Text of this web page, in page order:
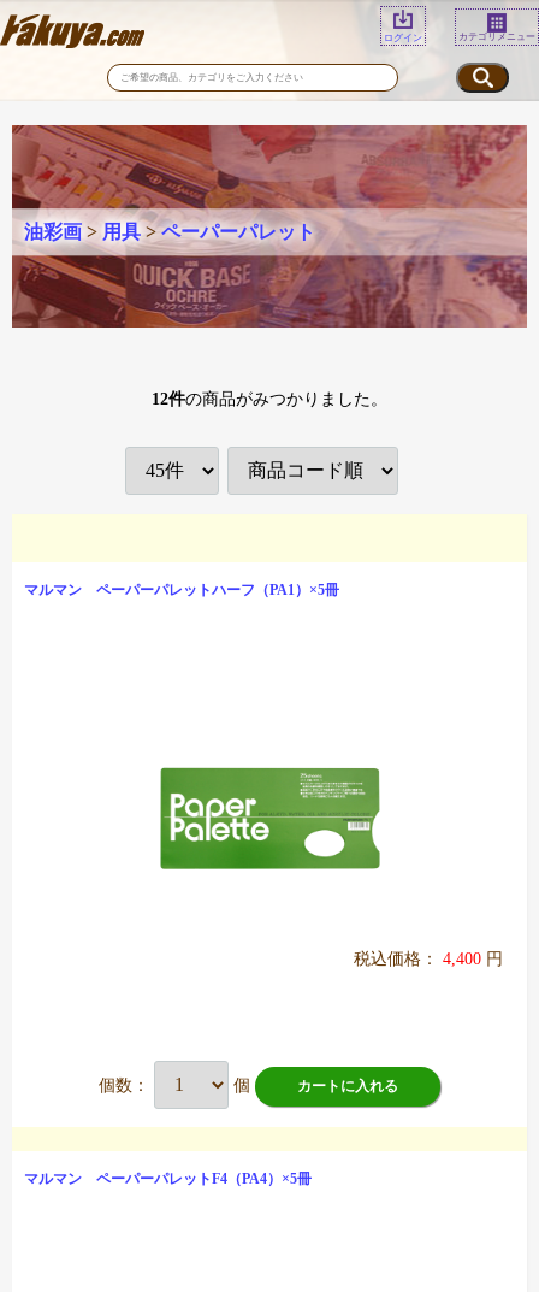
ログイン カテゴリメニュー
油彩画 > 用具 >ペーパーパレット
12件の商品がみつかりました。
マルマン ペーパーパレットハーフ（PA1）×5冊
税込価格： 4,400 円
個数： 個 カートに入れる
マルマン ペーパーパレットF4（PA4）×5冊